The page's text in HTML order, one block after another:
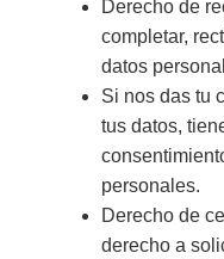
Derecho de
completar,
datos
Si nos das tu
tus datos,
personales.
Derecho de
derecho a